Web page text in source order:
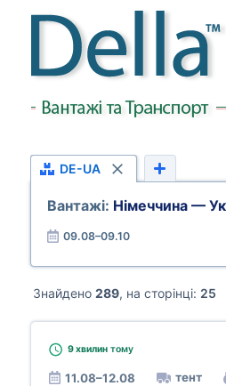
DE-UA
Вантажі: Німеччина —
09.08–09.10
Знайдено 289, на сторінці: 25
9 хвилин тому
11.08–12.08 тент